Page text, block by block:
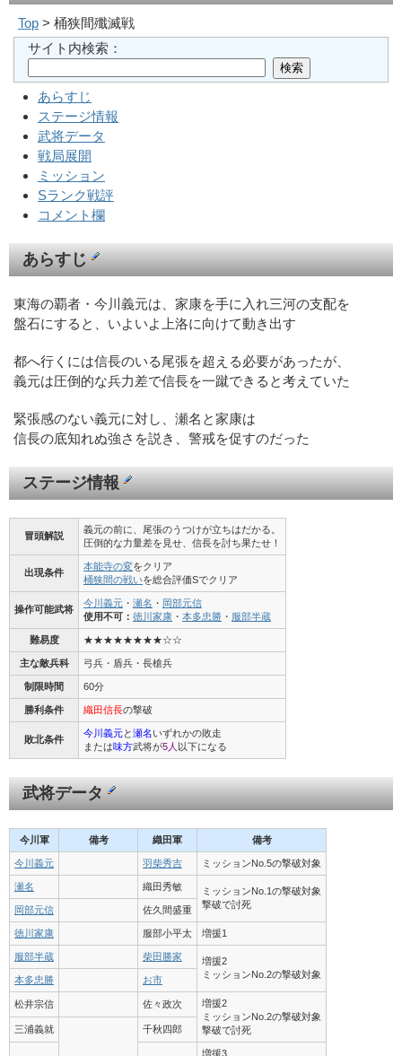
Top > 桶狭間殲滅戦
サイト内検索：
あらすじ
ステージ情報
武将データ
戦局展開
ミッション
Sランク戦評
コメント欄
あらすじ
東海の覇者・今川義元は、家康を手に入れ三河の支配を
盤石にすると、いよいよ上洛に向けて動き出す
都へ行くには信長のいる尾張を超える必要があったが、
義元は圧倒的な兵力差で信長を一蹴できると考えていた
緊張感のない義元に対し、瀬名と家康は
信長の底知れぬ強さを説き、警戒を促すのだった
ステージ情報
冒頭解説
義元の前に、尾張のうつけが立ちはだかる。
圧倒的な力量差を見せ、信長を討ち果たせ！
出現条件
本能寺の変をクリア
桶狭間の戦いを総合評価Sでクリア
操作可能武将
今川義元 ・ 瀬名 ・ 岡部元信
使用不可： 徳川家康 ・ 本多忠勝 ・ 服部半蔵
難易度 ★★★★★★★★☆☆
主な敵兵科 弓兵・盾兵・長槍兵
制限時間 60分
勝利条件 織田信長の撃破
敗北条件
今川義元と瀬名いずれかの敗走
または味方武将が5人 以下になる
武将データ
今川軍 備考 織田軍 備考
今川義元 羽柴秀吉 ミッションNo.5の撃破対象
瀬名 織田秀敏
ミッションNo.1の撃破対象
撃破で討死
岡部元信 佐久間盛重
徳川家康 服部小平太 増援1
服部半蔵 柴田勝家
増援2
ミッションNo.2の撃破対象
本多忠勝 お市
松井宗信 佐々政次
増援2
ミッションNo.2の撃破対象
撃破で討死
三浦義就 千秋四郎
増援3